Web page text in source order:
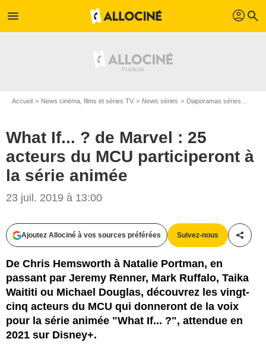
menu profil search
Accueil News cinéma, films et séries TV News séries Diaporamas séries
What If... ? de Marvel : 25
acteurs du MCU participeront à
la série animée
23 juil. 2019 à 13:00
Ajoutez Allociné à vos sources préférées Suivez-nous
De Chris Hemsworth à Natalie Portman, en
passant par Jeremy Renner, Mark Ruffalo, Taika
Waititi ou Michael Douglas, découvrez les vingt-
cinq acteurs du MCU qui donneront de la voix
pour la série animée "What If... ?", attendue en
2021 sur Disney+.